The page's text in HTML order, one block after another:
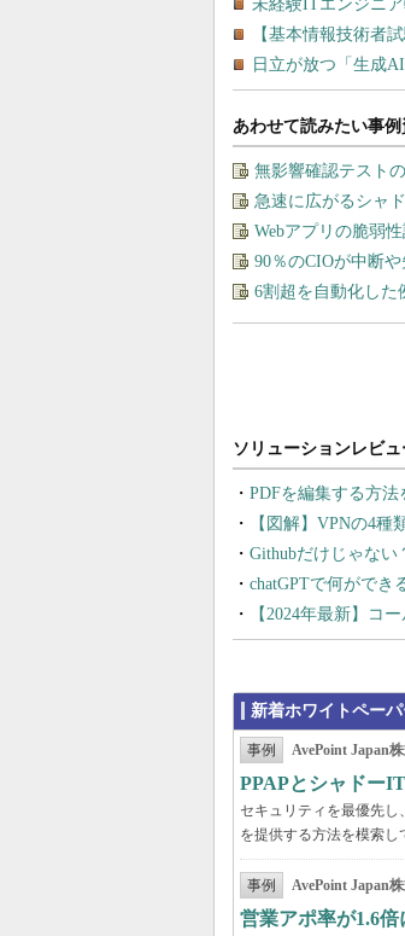
あわせて読みたい事
無影響確認テスト
急速に広がるシャ
Webアプリの脆弱
90％のCIOが中断
6割超を自動化した
PDFを編集する方
【図解】VPNの4
Githubだけじゃな
chatGPTで何ができ
【2024年最新】コ
新着ホワイトペー
事例 AvePoint Japan
PPAPとシャドー
セキュリティを最優先
を提供する方法を模索し
事例 AvePoint Japan
営業アポ率が1.6